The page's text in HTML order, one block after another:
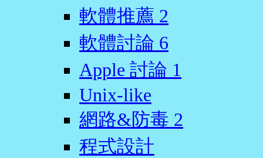
軟體推薦 2
軟體討論 6
Apple 討論 1
Unix-like
網路&防毒 2
程式設計